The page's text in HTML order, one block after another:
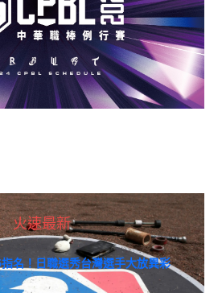
火速最新
名！日職選秀台灣選手大放異彩